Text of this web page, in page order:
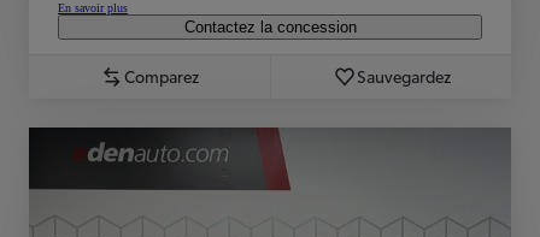
En savoir plus
Contactez la concession
Comparez Sauvegardez